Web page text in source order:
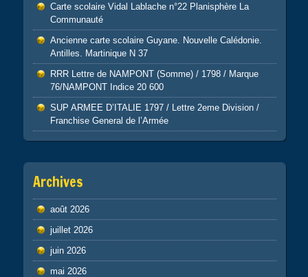
Carte scolaire Vidal Lablache n°22 Planisphère La
Communauté
Ancienne carte scolaire Guyane. Nouvelle Calédonie.
Antilles. Martinique N 37
RRR Lettre de NAMPONT (Somme) / 1798 / Marque
76/NAMPONT Indice 20 600
SUP ARMEE D’ITALIE 1797 / Lettre 2eme Division /
Franchise General de l’Armée
Archives
août 2026
juillet 2026
juin 2026
mai 2026